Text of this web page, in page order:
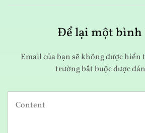
Để lại một bình
Email của bạn sẽ không được hiển
trường bắt buộc được